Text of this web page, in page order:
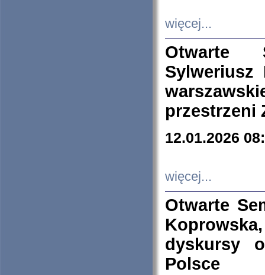
więcej...
Otwarte
Sylweriusz
przestrzeni
12.01.2026
więcej...
Otwarte
dyskursy
Polsce